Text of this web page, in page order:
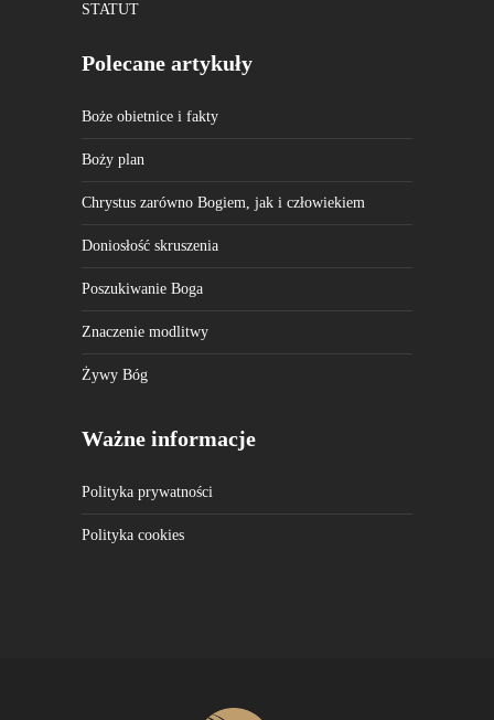
STATUT
Polecane artykuły
Boże obietnice i fakty
Boży plan
Chrystus zarówno Bogiem, jak i człowiekiem
Doniosłość skruszenia
Poszukiwanie Boga
Znaczenie modlitwy
Żywy Bóg
Ważne informacje
Polityka prywatności
Polityka cookies